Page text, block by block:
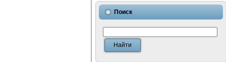
Аппаратно-программный
Виртуальный
Измерение шумовых
Измерительный
Инструменты для
Инструменты для
Поиск